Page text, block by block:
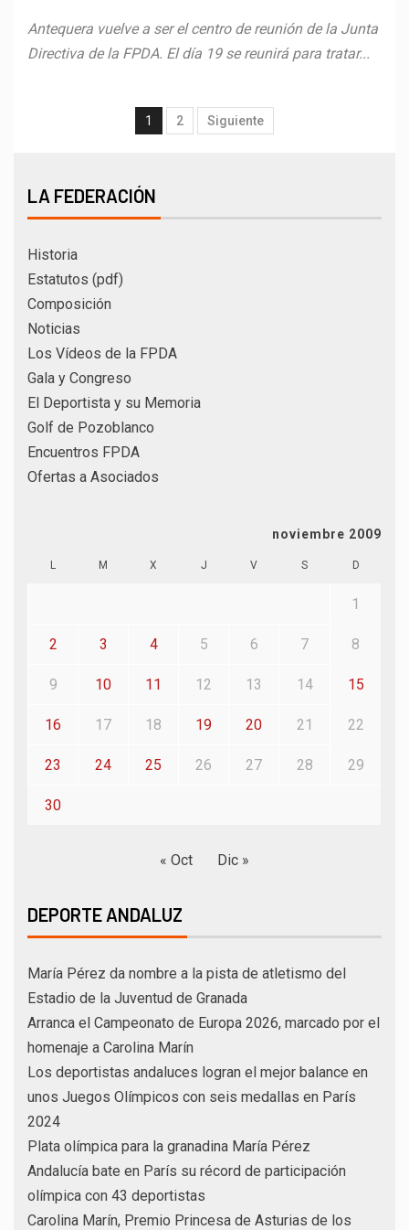
Antequera vuelve a ser el centro de reunión de la Junta
Directiva de la FPDA. El día 19 se reunirá para tratar...
1 2 Siguiente
LA FEDERACIÓN
Historia
Estatutos (pdf)
Composición
Noticias
Los Vídeos de la FPDA
Gala y Congreso
El Deportista y su Memoria
Golf de Pozoblanco
Encuentros FPDA
Ofertas a Asociados
noviembre 2009
L M X J V S D
1
2 3 4 5 6 7 8
9 10 11 12 13 14 15
16 17 18 19 20 21 22
23 24 25 26 27 28 29
30
« Oct Dic »
DEPORTE ANDALUZ
María Pérez da nombre a la pista de atletismo del
Estadio de la Juventud de Granada
Arranca el Campeonato de Europa 2026, marcado por el
homenaje a Carolina Marín
Los deportistas andaluces logran el mejor balance en
unos Juegos Olímpicos con seis medallas en París
2024
Plata olímpica para la granadina María Pérez
Andalucía bate en París su récord de participación
olímpica con 43 deportistas
Carolina Marín, Premio Princesa de Asturias de los